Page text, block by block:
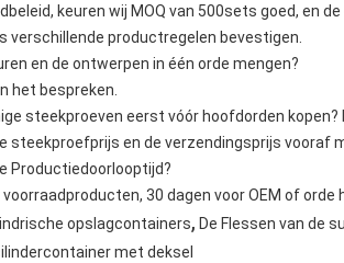
keuren wij MOQ van 500sets goed, en
verschillende productregelen bevestigen.
en de ontwerpen in één orde mengen?
het bespreken.
steekproeven eerst vóór hoofdorden
steekproefprijs en de verzendingsprijs vooraf
Productiedoorlooptijd?
voorraadproducten, 30 dagen voor OEM of orde
opslagcontainers, De Flessen van de
met deksel